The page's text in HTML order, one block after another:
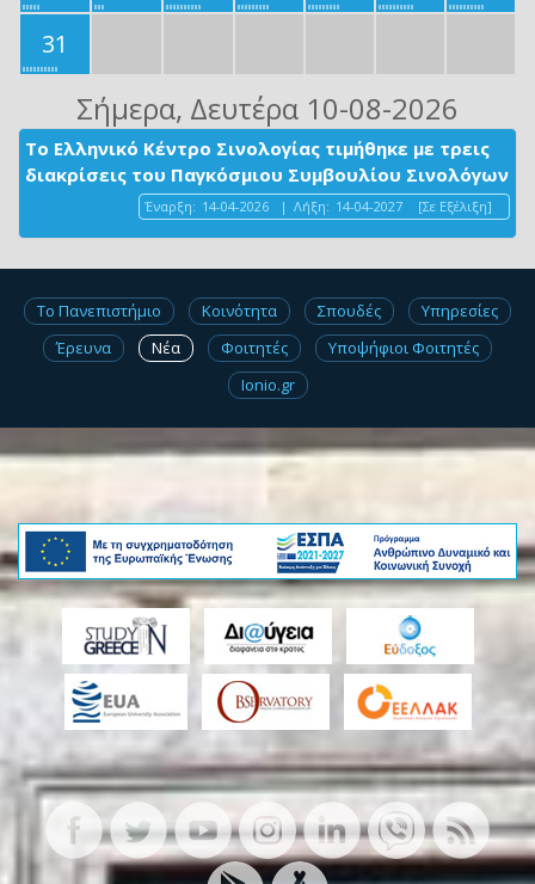
31
Σήμερα, Δευτέρα 10-08-2026
Το Ελληνικό Κέντρο Σινολογίας τιμήθηκε με τρεις
διακρίσεις του Παγκόσμιου Συμβουλίου Σινολόγων
Έναρξη: 14-04-2026 | Λήξη: 14-04-2027 [Σε Εξέλιξη]
Το Πανεπιστήμιο Κοινότητα Σπουδές
Υπηρεσίες
Έρευνα
Νέα Φοιτητές
Υποψήφιοι Φοιτητές
Ionio.gr